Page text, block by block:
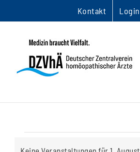
Inhalt
Kontakt Login
Veranstaltungen